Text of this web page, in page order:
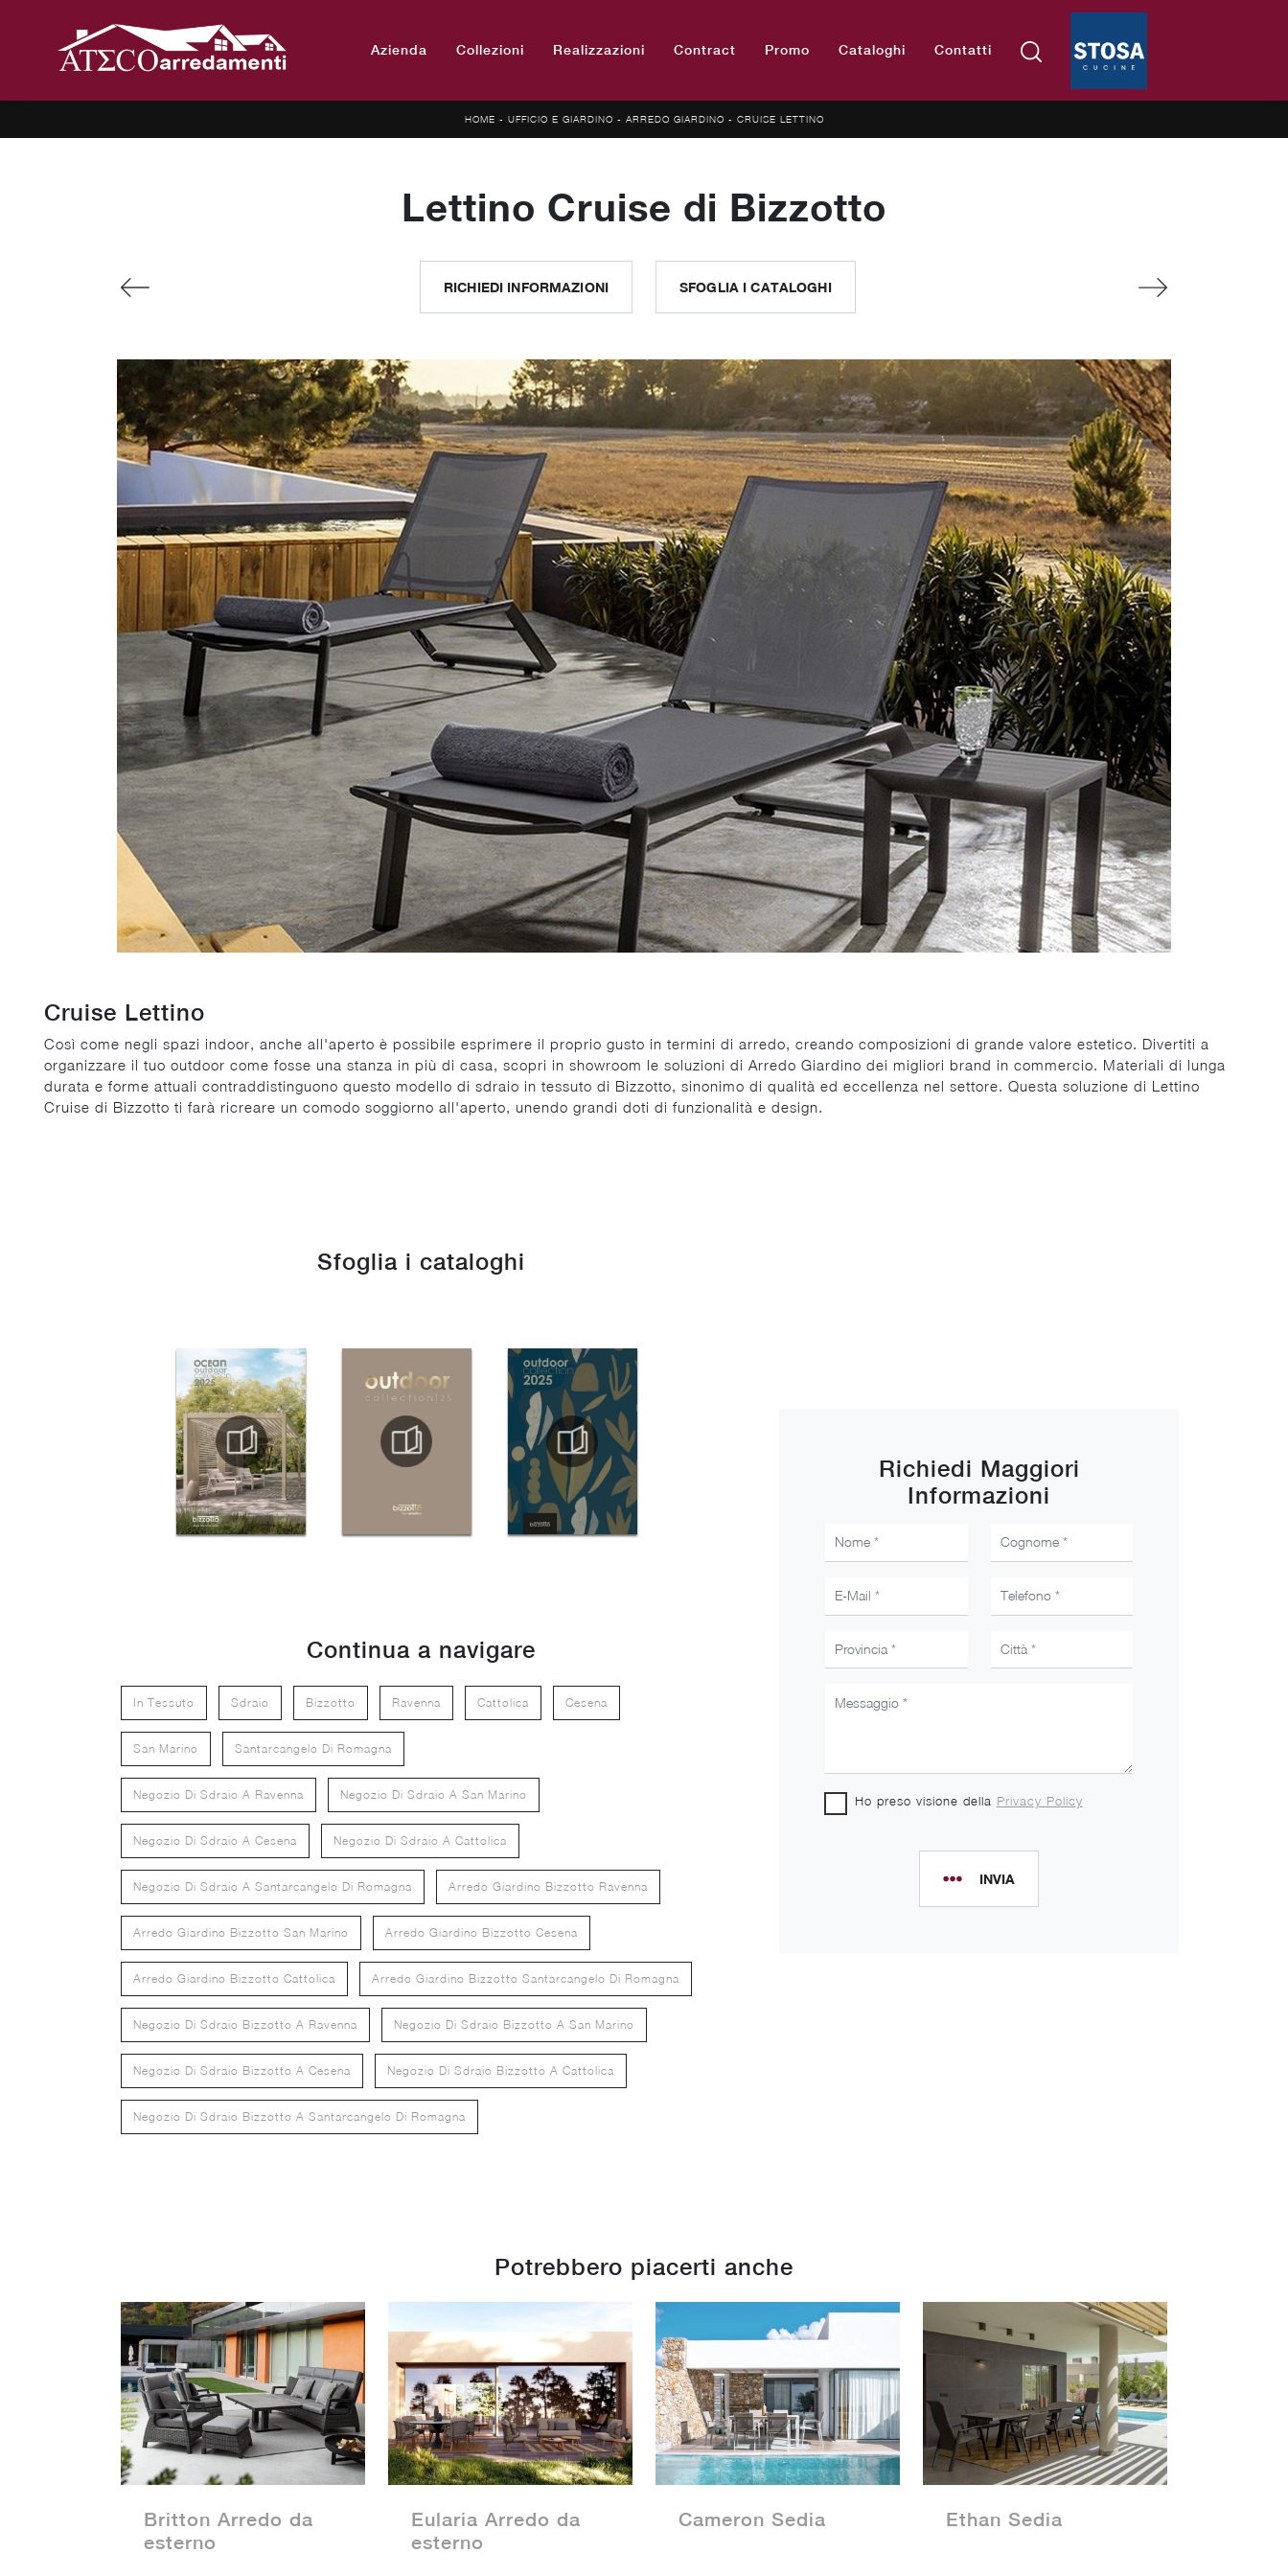
Azienda Collezioni Realizzazioni Contract Promo Cataloghi Contatti
HOME - UFFICIO E GIARDINO - ARREDO GIARDINO - CRUISE LETTINO
Lettino Cruise di Bizzotto
RICHIEDI INFORMAZIONI SFOGLIA I CATALOGHI
Cruise Lettino
Così come negli spazi indoor, anche all'aperto è possibile esprimere il proprio gusto in termini di arredo, creando composizioni di grande valore estetico. Divertiti a
organizzare il tuo outdoor come fosse una stanza in più di casa, scopri in showroom le soluzioni di Arredo Giardino dei migliori brand in commercio. Materiali di lunga
durata e forme attuali contraddistinguono questo modello di sdraio in tessuto di Bizzotto, sinonimo di qualità ed eccellenza nel settore. Questa soluzione di Lettino
Cruise di Bizzotto ti farà ricreare un comodo soggiorno all'aperto, unendo grandi doti di funzionalità e design.
Sfoglia i cataloghi
Continua a navigare
In Tessuto Sdraio Bizzotto Ravenna Cattolica Cesena
San Marino Santarcangelo Di Romagna
Negozio Di Sdraio A Ravenna Negozio Di Sdraio A San Marino
Negozio Di Sdraio A Cesena Negozio Di Sdraio A Cattolica
Negozio Di Sdraio A Santarcangelo Di Romagna Arredo Giardino Bizzotto Ravenna
Arredo Giardino Bizzotto San Marino Arredo Giardino Bizzotto Cesena
Arredo Giardino Bizzotto Cattolica Arredo Giardino Bizzotto Santarcangelo Di Romagna
Negozio Di Sdraio Bizzotto A Ravenna Negozio Di Sdraio Bizzotto A San Marino
Negozio Di Sdraio Bizzotto A Cesena Negozio Di Sdraio Bizzotto A Cattolica
Negozio Di Sdraio Bizzotto A Santarcangelo Di Romagna
Richiedi Maggiori
Informazioni
Ho preso visione della Privacy Policy
INVIA
Potrebbero piacerti anche
Britton Arredo da
esterno
Eularia Arredo da
esterno
Cameron Sedia Ethan Sedia